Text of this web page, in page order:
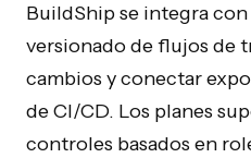
BuildShip se integra
versionado de flujos de
cambios y conectar
de CI/CD. Los planes
controles basados en